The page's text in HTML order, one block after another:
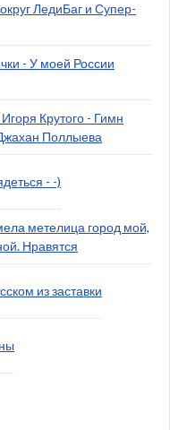
ЛедиБаг и Супер-
- У моей России
Крутого - Гимн
Поллыева
- -)
метелица город мой,
Нравятся
из заставки